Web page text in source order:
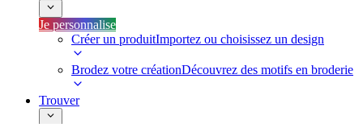
Je personnalise
Créer un produitImportez ou choisissez un design
Brodez votre créationDécouvrez des motifs en broderie
Trouver